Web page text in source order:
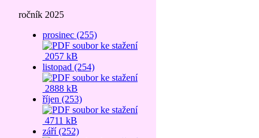
ročník 2025
prosinec (255)
2057 kB
listopad (254)
2888 kB
říjen (253)
4711 kB
září (252)